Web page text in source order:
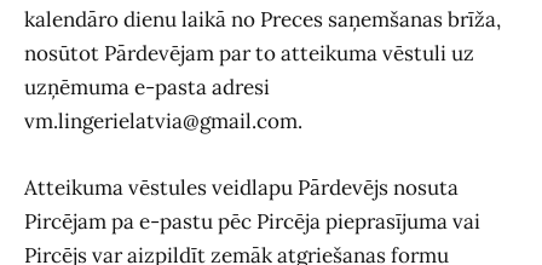
kalendāro dienu laikā no Preces saņemšanas brīža,
nosūtot Pārdevējam par to atteikuma vēstuli uz
uzņēmuma e-pasta adresi
vm.lingerielatvia@gmail.com.
Atteikuma vēstules veidlapu Pārdevējs nosuta
Pircējam pa e-pastu pēc Pircēja pieprasījuma vai
Pircējs var aizpildīt zemāk atgriešanas formu